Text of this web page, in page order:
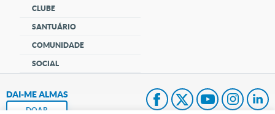
CLUBE
SANTUÁRIO
COMUNIDADE
SOCIAL
DAI-ME ALMAS
DOAR